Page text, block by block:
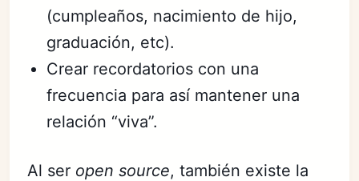
(cumpleaños, nacimiento de hijo,
graduación, etc).
Crear recordatorios con una
frecuencia para así mantener una
relación “viva”.
Al ser open source, también existe la